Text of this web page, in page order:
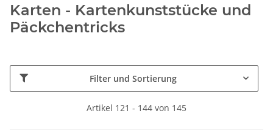
Karten - Kartenkunststücke und
Päckchentricks
Filter und Sortierung
Artikel 121 - 144 von 145